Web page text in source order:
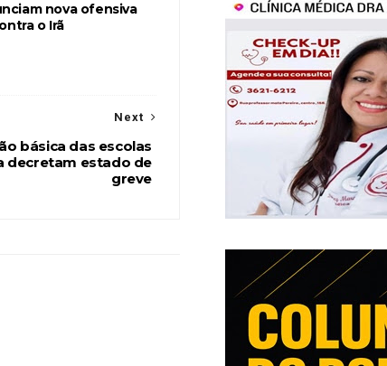
nova ofensiva
o Irã
Next
básica das escolas
decretam estado de
greve